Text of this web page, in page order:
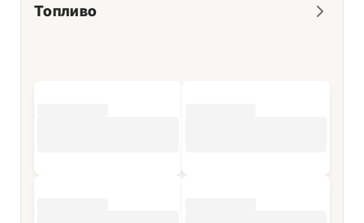
Топливо